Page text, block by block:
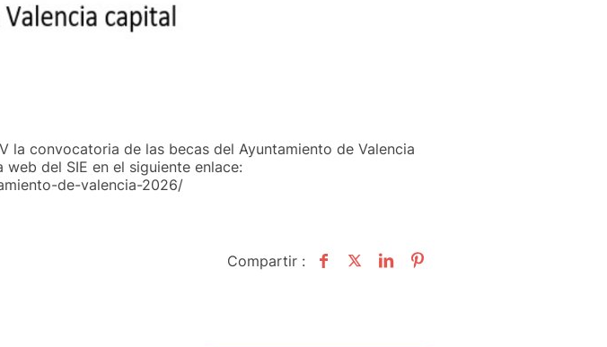
la convocatoria de las becas del Ayuntamiento de Valencia
del SIE en el siguiente enlace:
de-valencia-2026/
Compartir :